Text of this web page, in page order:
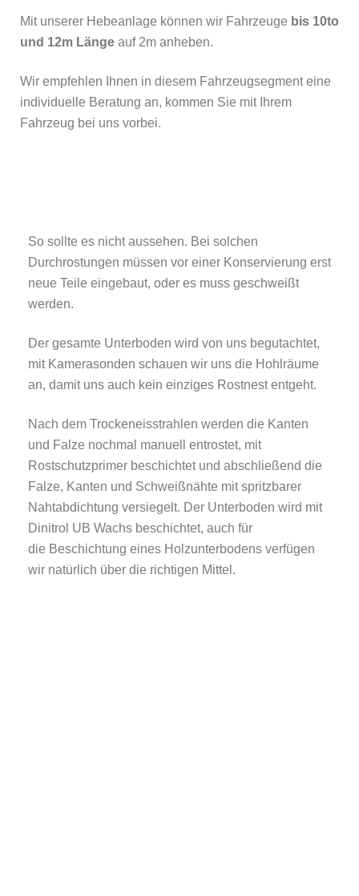
Mit unserer Hebeanlage können wir Fahrzeuge bis 10to
und 12m Länge auf 2m anheben.
Wir empfehlen Ihnen in diesem Fahrzeugsegment eine
individuelle Beratung an, kommen Sie mit Ihrem
Fahrzeug bei uns vorbei.
So sollte es nicht aussehen. Bei solchen
Durchrostungen müssen vor einer Konservierung erst
neue Teile eingebaut, oder es muss geschweißt
werden.
Der gesamte Unterboden wird von uns begutachtet,
mit Kamerasonden schauen wir uns die Hohlräume
an, damit uns auch kein einziges Rostnest entgeht.
Nach dem Trockeneisstrahlen werden die Kanten
und Falze nochmal manuell entrostet, mit
Rostschutzprimer beschichtet und abschließend die
Falze, Kanten und Schweißnähte mit spritzbarer
Nahtabdichtung versiegelt. Der Unterboden wird mit
Dinitrol UB Wachs beschichtet, auch für
die Beschichtung eines Holzunterbodens verfügen
wir natürlich über die richtigen Mittel.